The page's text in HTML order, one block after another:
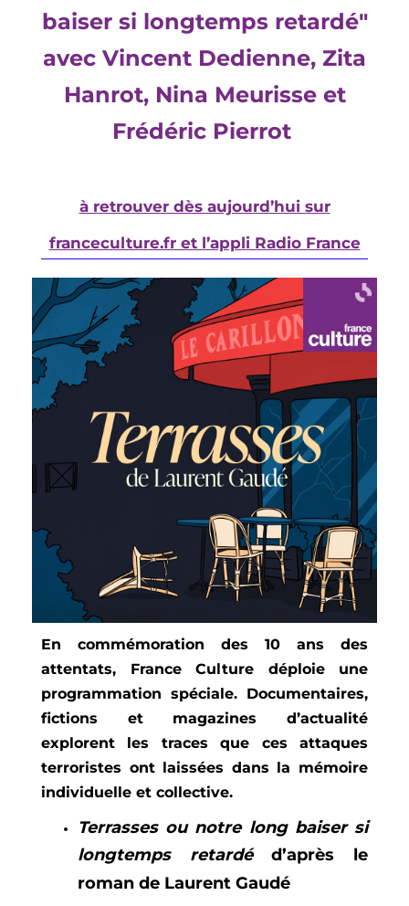
baiser si longtemps retardé"
avec Vincent Dedienne, Zita
Hanrot, Nina Meurisseet
Frédéric Pierrot
à retrouver dès aujourd’hui sur
franceculture.fr et l’appli Radio France
En commémoration des 10 ans des
attentats, France Culture déploie une
programmation spéciale. Documentaires,
fictions et magazines d’actualité
explorent les traces que ces attaques
terroristes ont laissées dans la mémoire
individuelle et collective.
Terrasses ou notre long baiser si
longtemps retardéd’après le
roman de Laurent Gaudé